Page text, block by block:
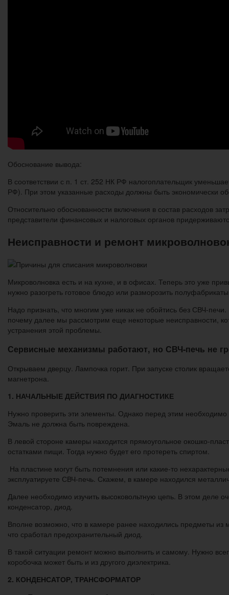
Обоснование вывода:
В соответствии с п. 1 ст. 252 НК РФ налогоплательщик
РФ). При этом указанные расходы должны быть экономически
Относительно обоснованности включения в состав расходов
представители финансовых и налоговых органов
Неисправности и ремонт
Микроволновка есть и на кухне, и в офисах. Теперь это уже
нужно разогреть готовое блюдо или разморозить
Надо признать, что многим уже никак не обойтись без СВЧ-
почему далее мы рассмотрим еще некоторые неисправности,
устранения этой проблемы.
Сервисные механизмы работают, но СВЧ-печь не
Открываем дверцу. Лампочка горит. При запуске столик
магнетрона.
1. НАЧАЛЬНЫЕ ДЕЙСТВИЯ ПО ДИАГНОСТИКЕ
Нужно проверить эти элементы. Однако перед этим
Эмаль не должна быть повреждена.
В левой стороне камеры находится прямоугольное окошко-
остатками пищи. Тогда нужно будет его протереть спиртом.
На пластине могут быть потемнения или какие-то
эксплуатируете СВЧ-печь. Скажем, в камере находился
Далее необходимо изучить высоковольтную цепь. В этом деле
конденсатор, диод.
Вполне возможно, что в камере ранее находились предметы из
что сработал предохранительный диод.
В такой ситуации ремонт можно выполнить и самому. Нужно
коробочка может быть и из другого диэлектрика.
2. КОНДЕНСАТОР, ТРАНСФОРМАТОР